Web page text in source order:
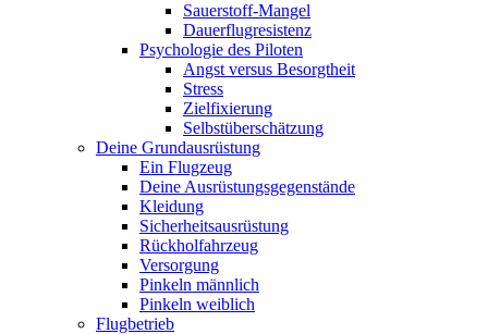
Sauerstoff-Mangel
Dauerflugresistenz
Psychologie des Piloten
Angst versus Besorgtheit
Stress
Zielfixierung
Selbstüberschätzung
Deine Grundausrüstung
Ein Flugzeug
Deine Ausrüstungsgegenstände
Kleidung
Sicherheitsausrüstung
Rückholfahrzeug
Versorgung
Pinkeln männlich
Pinkeln weiblich
Flugbetrieb